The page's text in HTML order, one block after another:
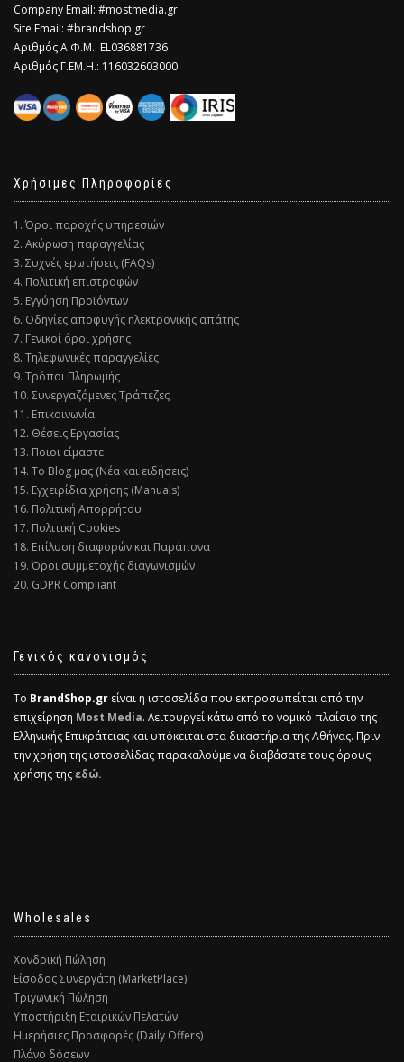
Company Email: #mostmedia.gr
Site Email: #brandshop.gr
Αριθμός Α.Φ.Μ.: EL036881736
Αριθμός Γ.ΕΜ.Η.: 116032603000
Χρήσιμες Πληροφορίες
1. Όροι παροχής υπηρεσιών
2. Ακύρωση παραγγελίας
3. Συχνές ερωτήσεις (FAQs)
4. Πολιτική επιστροφών
5. Εγγύηση Προϊόντων
6. Οδηγίες αποφυγής ηλεκτρονικής απάτης
7. Γενικοί όροι χρήσης
8. Τηλεφωνικές παραγγελίες
9. Τρόποι Πληρωμής
10. Συνεργαζόμενες Τράπεζες
11. Επικοινωνία
12. Θέσεις Εργασίας
13. Ποιοι είμαστε
14. Το Blog μας (Νέα και ειδήσεις)
15. Εγχειρίδια χρήσης (Manuals)
16. Πολιτική Απορρήτου
17. Πολιτική Cookies
18. Επίλυση διαφορών και Παράπονα
19. Όροι συμμετοχής διαγωνισμών
20. GDPR Compliant
Γενικός κανονισμός
Το BrandShop.gr είναι η ιστοσελίδα που εκπροσωπείται από την
επιχείρηση Most Media. Λειτουργεί κάτω από το νομικό πλαίσιο της
Ελληνικής Επικράτειας και υπόκειται στα δικαστήρια της Αθήνας. Πριν
την χρήση της ιστοσελίδας παρακαλούμε να διαβάσατε τους όρους
χρήσης τηςεδώ.
Wholesales
Χονδρική Πώληση
Είσοδος Συνεργάτη (MarketPlace)
Τριγωνική Πώληση
Υποστήριξη Εταιρικών Πελατών
Ημερήσιες Προσφορές (Daily Offers)
Πλάνο δόσεων